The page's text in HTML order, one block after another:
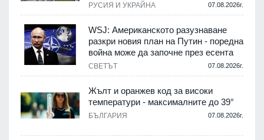
РУСИЯ И УКРАЙНА 07.08.2026г.
WSJ: Американското разузнаване
разкри новия план на Путин - поредна
война може да започне през есента
СВЕТЪТ 07.08.2026г.
Жълт и оранжев код за високи
температури - максималните до 39°
БЪЛГАРИЯ 07.08.2026г.